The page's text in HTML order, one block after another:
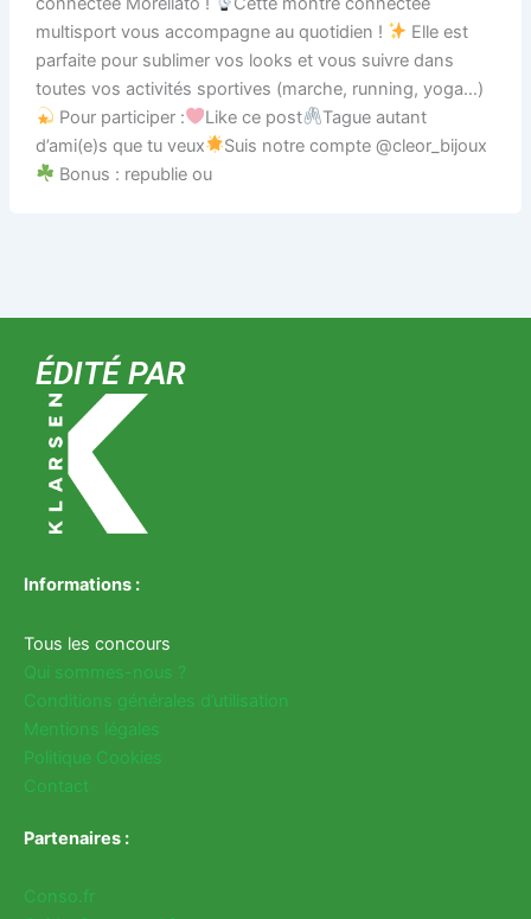
multisport vous accompagne au quotidien !
Elle est
parfaite pour sublimer vos looks et vous suivre dans
toutes vos activités sportives (marche, running, yoga…)
Pour participer :
Like ce post
Tague autant
d’ami(e)s que tu veux
Suis notre compte @cleor_bijoux
Bonus : republie ou
ÉDITÉ PAR
Informations :
Tous les concours
Qui sommes-nous ?
Conditions générales d’utilisation
Mentions légales
Politique Cookies
Contact
Partenaires :
Conso.fr